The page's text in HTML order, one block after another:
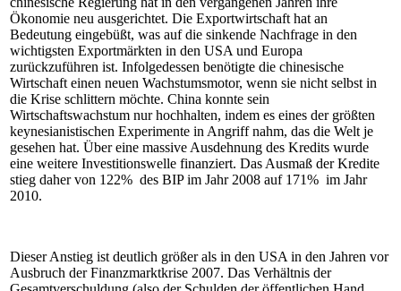
Ökonomie neu ausgerichtet. Die Exportwirtschaft hat an
Bedeutung eingebüßt, was auf die sinkende Nachfrage in den
wichtigsten Exportmärkten in den USA und Europa
zurückzuführen ist. Infolgedessen benötigte die chinesische
Wirtschaft einen neuen Wachstumsmotor, wenn sie nicht selbst in
die Krise schlittern möchte. China konnte sein
Wirtschaftswachstum nur hochhalten, indem es eines der größten
keynesianistischen Experimente in Angriff nahm, das die Welt je
gesehen hat. Über eine massive Ausdehnung des Kredits wurde
eine weitere Investitionswelle finanziert. Das Ausmaß der Kredite
stieg daher von 122% des BIP im Jahr 2008 auf 171% im Jahr
2010.
Dieser Anstieg ist deutlich größer als in den USA in den Jahren vor
Ausbruch der Finanzmarktkrise 2007. Das Verhältnis der